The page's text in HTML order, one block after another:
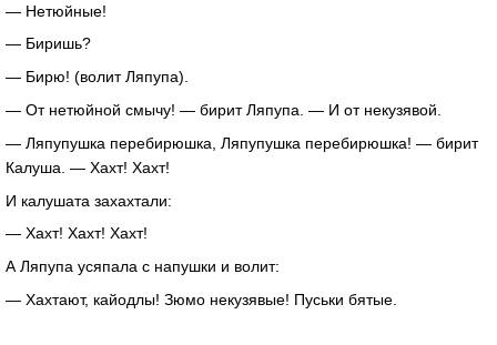
— Нетюйные!
— Биришь?
— Бирю! (волит Ляпупа).
— От нетюйной смычу! — бирит Ляпупа. — И от некузявой.
— Ляпупушка перебирюшка, Ляпупушка перебирюшка! — бирит
Калуша. — Хахт! Хахт!
И калушата захахтали:
— Хахт! Хахт! Хахт!
А Ляпупа усяпала с напушки и волит:
— Хахтают, кайодлы! Зюмо некузявые! Пуськи бятые.